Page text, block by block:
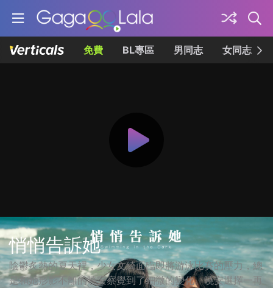
免費 BL專區 男同志 女同志
悄悄告訴她
陰鬱炙熱的夏天裡，少女文綺面臨即將游泳比賽的壓力，總
是和她形影不離的曉安察覺到了細微的變化。曉安選擇一再